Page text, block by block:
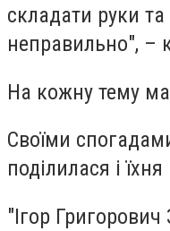
складати руки
неправильно", –
На кожну тему
Своїми
поділилася і їхня
"Ігор